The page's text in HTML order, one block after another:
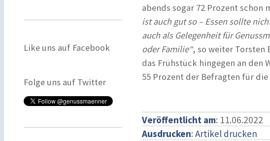
Like uns auf Facebook
Folge uns auf Twitter
abends sogar 72 Prozent schon
ist auch gut so – Essen sollte
auch als Gelegenheit für
oder Familie“, so weiter Torsten
das Frühstück hingegen an den
55 Prozent der Befragten für
Veröffentlicht am: 11.06.2022
Ausdrucken: Artikel drucken